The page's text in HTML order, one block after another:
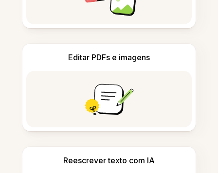
Editar PDFs e imagens
Reescrever texto com IA